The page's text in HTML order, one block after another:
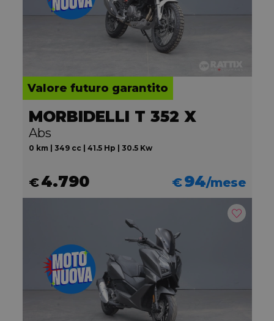
Valore futuro garantito
MORBIDELLI T 352 X
Abs
0 km | 349 cc | 41.5 Hp | 30.5 Kw
€4.790 €94/mese